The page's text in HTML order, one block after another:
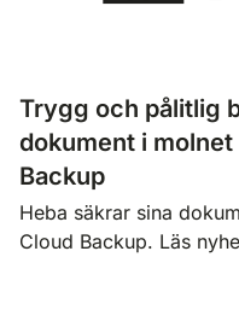
Trygg och pålitlig
dokument i
Backup
Heba säkrar sina
Cloud Backup. Läs